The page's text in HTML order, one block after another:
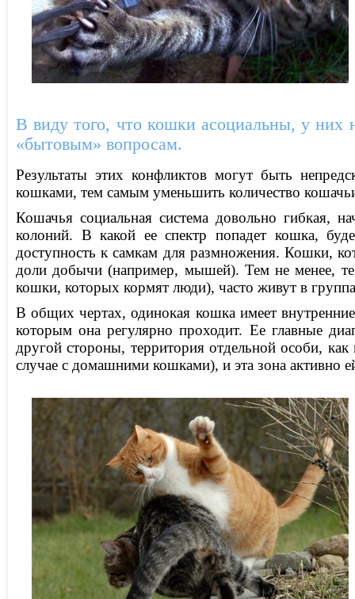
В виду того, что кошки асоциальны, у них
«бытовым» вопросам.
Результаты этих конфликтов могут быть
кошками, тем самым уменьшить количество
Кошачья социальная система довольно гибкая,
колоний. В какой ее спектр попадет кошка,
доступность к самкам для размножения. Кошки,
доли добычи (например, мышей). Тем не менее,
кошки, которых кормят люди), часто живут в
В общих чертах, одинокая кошка имеет
которым она регулярно проходит. Ее главные
другой стороны, территория отдельной особи,
случае с домашними кошками), и эта зона активно